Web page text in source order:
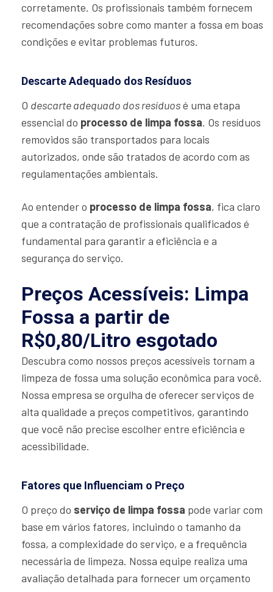
corretamente. Os profissionais também fornecem
recomendações sobre como manter a fossa em boas
condições e evitar problemas futuros.
Descarte Adequado dos Resíduos
O descarte adequado dos resíduosé uma etapa
essencial do processo de limpa fossa. Os resíduos
removidos são transportados para locais
autorizados, onde são tratados de acordo com as
regulamentações ambientais.
Ao entender o processo de limpa fossa, fica claro
que a contratação de profissionais qualificados é
fundamental para garantir a eficiência e a
segurança do serviço.
Preços Acessíveis: Limpa
Fossa a partir de
R$0,80/Litro esgotado
Descubra como nossos preços acessíveis tornam a
limpeza de fossa uma solução econômica para você.
Nossa empresa se orgulha de oferecer serviços de
alta qualidade a preços competitivos, garantindo
que você não precise escolher entre eficiência e
acessibilidade.
Fatores que Influenciam o Preço
O preço do serviço de limpa fossa pode variar com
base em vários fatores, incluindo o tamanho da
fossa, a complexidade do serviço, e a frequência
necessária de limpeza. Nossa equipe realiza uma
avaliação detalhada para fornecer um orçamento